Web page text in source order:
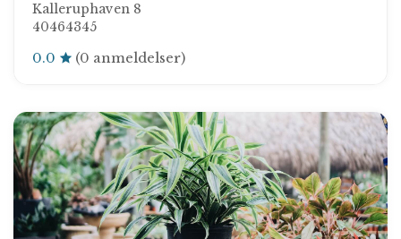
Kalleruphaven 8
40464345
0.0 (0 anmeldelser)